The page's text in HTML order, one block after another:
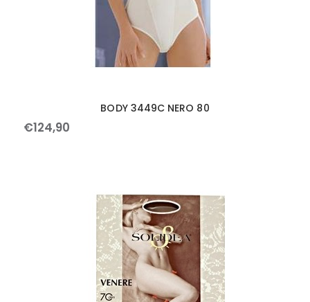
BODY 3449C NERO 80
€124,90